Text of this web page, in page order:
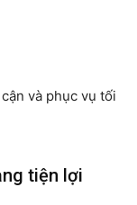
và phục vụ tối
tiện lợi